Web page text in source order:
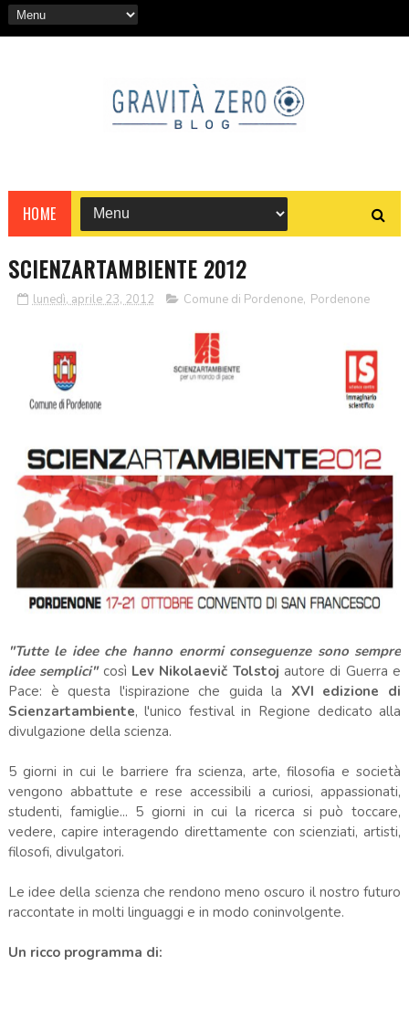
HOME
SCIENZARTAMBIENTE 2012
lunedì, aprile 23, 2012 Comune di Pordenone, Pordenone
"Tutte le idee che hanno enormi conseguenze sono sempre
idee semplici"così Lev Nikolaevič Tolstoj autore di Guerra e
Pace: è questa l'ispirazione che guida la XVI edizione di
Scienzartambiente, l'unico festival in Regione dedicato alla
divulgazione della scienza.
5 giorni in cui le barriere fra scienza, arte, filosofia e società
vengono abbattute e rese accessibili a curiosi, appassionati,
studenti, famiglie... 5 giorni in cui la ricerca si può toccare,
vedere, capire interagendo direttamente con scienziati, artisti,
filosofi, divulgatori.
Le idee della scienza che rendono meno oscuro il nostro futuro
raccontate in molti linguaggi e in modo coninvolgente.
Un ricco programma di: